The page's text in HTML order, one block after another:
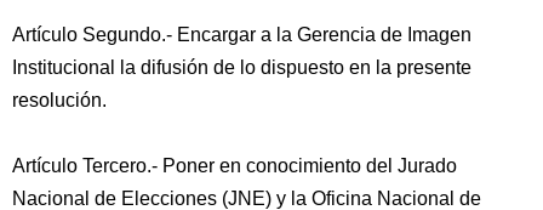
Artículo Segundo.- Encargar a la Gerencia de Imagen
Institucional la difusión de lo dispuesto en la presente
resolución.
Artículo Tercero.- Poner en conocimiento del Jurado
Nacional de Elecciones (JNE) y la Oficina Nacional de